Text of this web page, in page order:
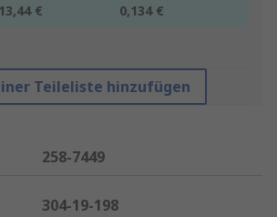
13,44 € 0,134 €
Teileliste hinzufügen
258-7449
304-19-198